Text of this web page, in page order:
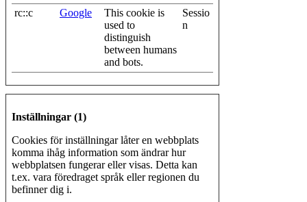
rc::c Google
This cookie is
used to
distinguish
between humans
and bots.
Sessio
n
Inställningar (1)
Cookies för inställningar låter en webbplats
komma ihåg information som ändrar hur
webbplatsen fungerar eller visas. Detta kan
t.ex. vara föredraget språk eller regionen du
befinner dig i.